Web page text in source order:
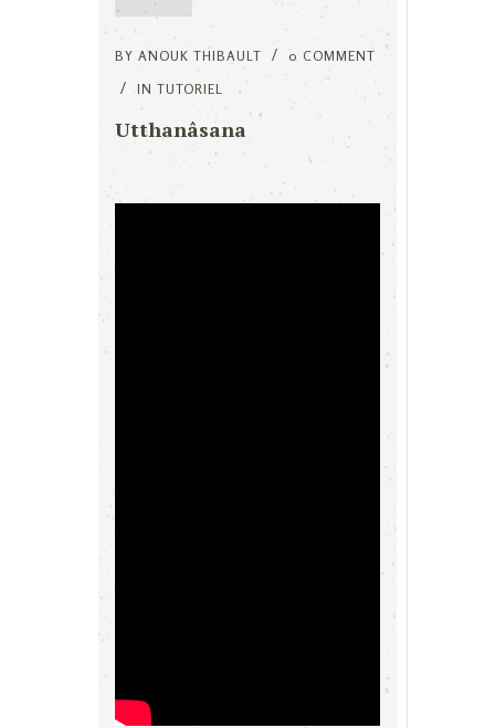
BY ANOUK THIBAULT
0 COMMENT
IN TUTORIEL
Utthanâsana